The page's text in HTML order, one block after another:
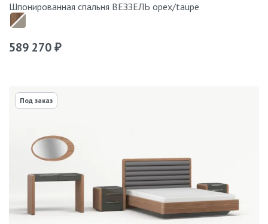
Шпонированная спальня ВЕЗЗЕЛЬ орех/taupe
589 270 ₽
Под заказ